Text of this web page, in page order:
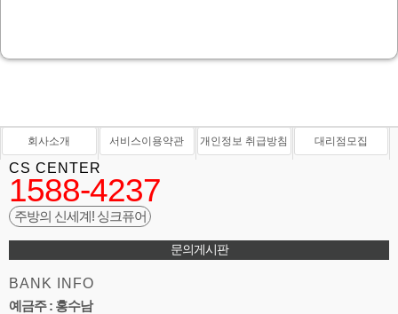
회사소개 서비스이용약관 개인정보 취급방침 대리점모집
CS CENTER
1588-4237
주방의 신세계! 싱크퓨어
문의게시판
BANK INFO
예금주 : 홍수남